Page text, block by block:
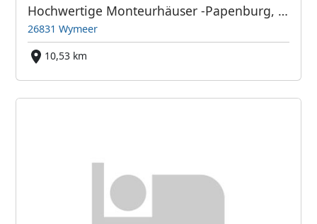
Hochwertige Monteurhäuser -Papenburg, Emden, Leer, Eemshaven
26831 Wymeer
10,53 km